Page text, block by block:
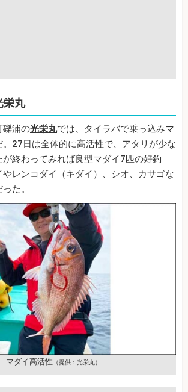
栄丸
礫浦の光栄丸では、タイラバで乗っ込みマ
。27日は全体的に高活性で、アタリが少な
終わってみれば良型マダイ7匹の好釣
レンコダイ（キダイ）、シオ、カサゴな
た。
マダイ高活性 （提供：光栄丸）